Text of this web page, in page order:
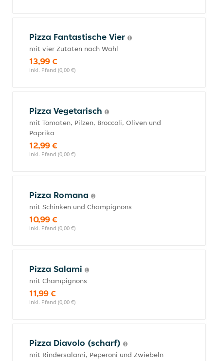
Pizza Fantastische Vier
mit vier Zutaten nach Wahl
13,99 €
inkl. Pfand (0,00 €)
Pizza Vegetarisch
mit Tomaten, Pilzen, Broccoli, Oliven und
Paprika
12,99 €
inkl. Pfand (0,00 €)
Pizza Romana
mit Schinken und Champignons
10,99 €
inkl. Pfand (0,00 €)
Pizza Salami
mit Champignons
11,99 €
inkl. Pfand (0,00 €)
Pizza Diavolo (scharf)
mit Rindersalami, Peperoni und Zwiebeln